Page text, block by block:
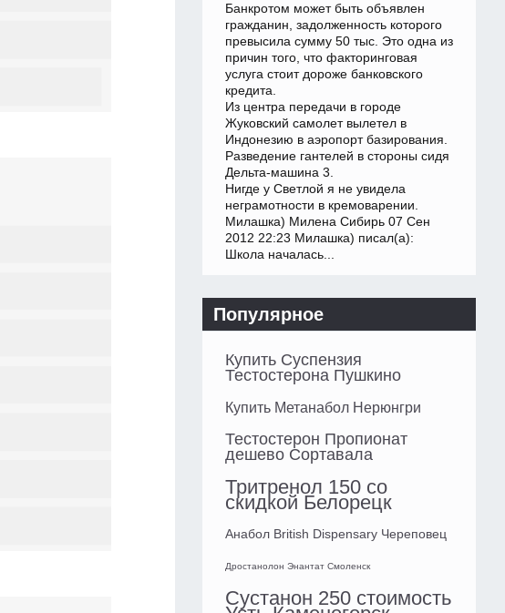
Банкротом может быть объявлен
гражданин, задолженность которого
превысила сумму 50 тыс. Это одна из
причин того, что факторинговая
услуга стоит дороже банковского
кредита.
Из центра передачи в городе
Жуковский самолет вылетел в
Индонезию в аэропорт базирования.
Разведение гантелей в стороны сидя
Дельта-машина 3.
Нигде у Светлой я не увидела
неграмотности в кремоварении.
Милашка) Милена Сибирь 07 Сен
2012 22:23 Милашка) писал(а):
Школа началась...
Популярное
Купить Суспензия
Тестостерона Пушкино
Купить Метанабол Нерюнгри
Тестостерон Пропионат
дешево Сортавала
Тритренол 150 со
скидкой Белорецк
Анабол British Dispensary Череповец
Дростанолон Энантат Смоленск
Сустанон 250 стоимость